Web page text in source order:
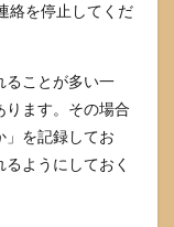
絡を停止してくだ
ることが多い一
ります。その場合
」を記録してお
ようにしておく